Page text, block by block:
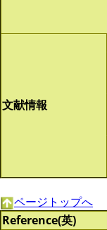
文献情報
ページトップへ
Reference(英)